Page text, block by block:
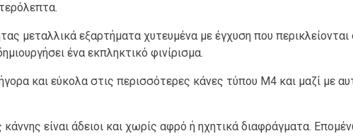
μεταλλικά εξαρτήματα χυτευμένα με έγχυση που
ένα εκπληκτικό φινίρισμα.
και εύκολα στις περισσότερες κάνες τύπου M4 και μαζί με
είναι άδειοι και χωρίς αφρό ή ηχητικά διαφράγματα.